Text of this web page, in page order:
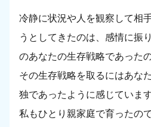
冷静に状況や人を観察して相
うとしてきたのは、感情に振
のあなたの生存戦略であった
その生存戦略を取るにはあな
独であったように感じています
私もひとり親家庭で育ったの